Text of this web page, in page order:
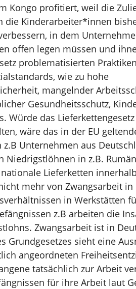
Kongo profitiert, weil die
die Kinderarbeiter*innen
in dem
offen legen müssen und
problematisierten
wie zu hohe
mangelnder
Gesundheitsschutz,
Würde das
wäre das in der EU
Unternehmen aus
Niedrigstlöhnen in z.B.
nationale Lieferketten
mehr von Zwangsarbeit in
in Werkstätten
z.B arbeiten die
Zwangsarbeit ist in
Grundgesetzes sieht eine
angeordneten
tatsächlich zur Arbeit
für ihre Arbeit laut